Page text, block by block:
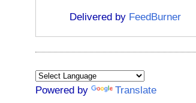
Delivered by FeedBurner
Powered by Translate